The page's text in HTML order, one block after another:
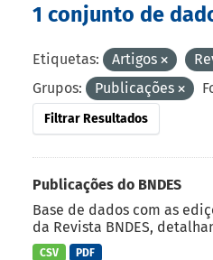
1 conjunto de
Etiquetas: Artigos
Grupos:
Publicações
Filtrar Resultados
Publicações do BNDES
Base de dados com as
da Revista BNDES,
CSV PDF